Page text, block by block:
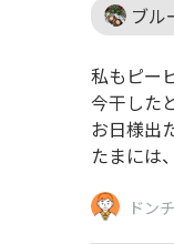
ブル
私もピー
今干した
お日様出
たまには
ドン